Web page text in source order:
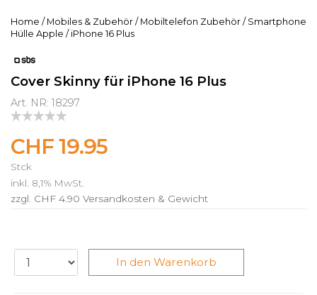
Home / Mobiles & Zubehör / Mobiltelefon Zubehör / Smartphone
Hülle Apple / iPhone 16 Plus
Cover Skinny für iPhone 16 Plus
Art. NR: 18297
CHF 19.95
Stck
inkl. 8,1% MwSt.
zzgl. CHF 4.90 Versandkosten & Gewicht
In den Warenkorb